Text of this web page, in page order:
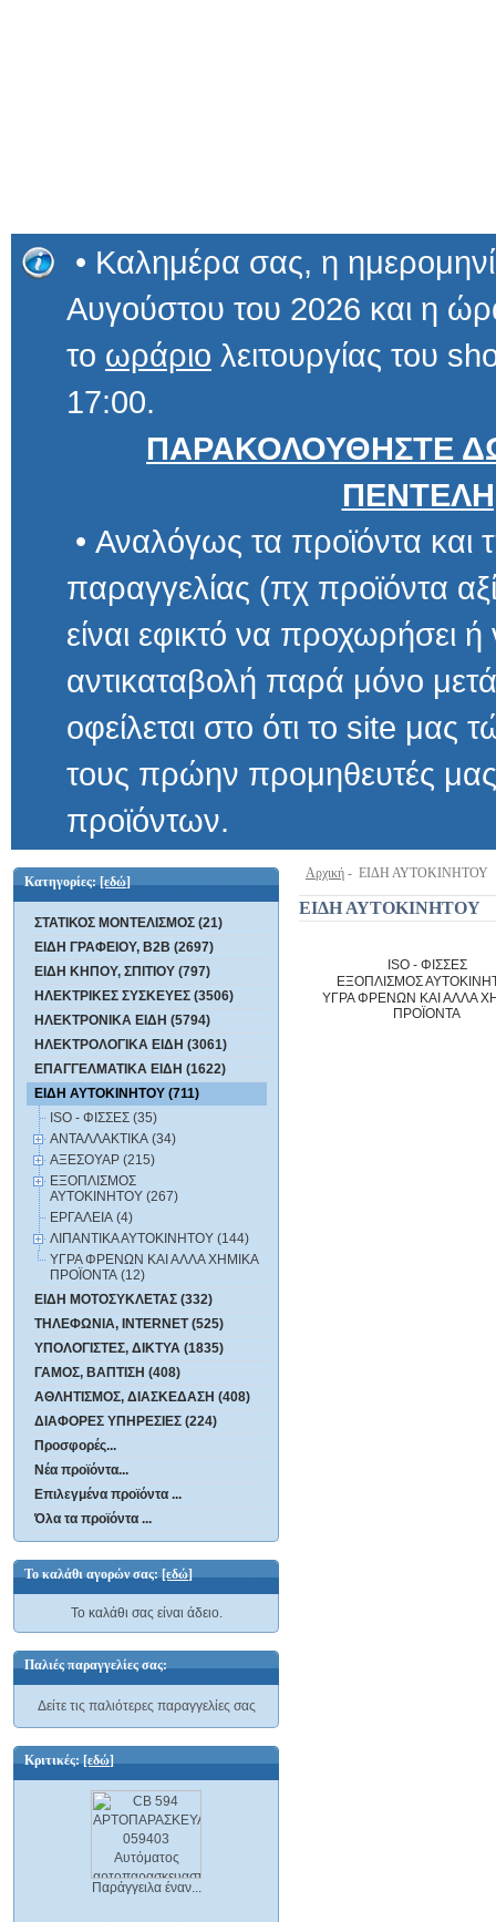
• Καλημέρα σας, η
Αυγούστου του 2026 και η
το ωράριο λειτουργίας του
17:00.
ΠΑΡΑΚΟΛΟΥΘΗΣΤΕ
• Αναλόγως τα προϊόντα και
παραγγελίας (πχ προϊόντα αξίας
είναι εφικτό να προχωρήσει ή να
αντικαταβολή παρά μόνο μετά
οφείλεται στο ότι το site μας τώρα
τους πρώην προμηθευτές μας
προϊόντων.
Κατηγορίες:[εδώ]
ΣΤΑΤΙΚΟΣ ΜΟΝΤΕΛΙΣΜΟΣ (21)
ΕΙΔΗ ΓΡΑΦΕΙΟΥ, B2B (2697)
ΕΙΔΗ ΚΗΠΟΥ, ΣΠΙΤΙΟΥ (797)
ΗΛΕΚΤΡΙΚΕΣ ΣΥΣΚΕΥΕΣ (3506)
ΗΛΕΚΤΡΟΝΙΚΑ ΕΙΔΗ (5794)
ΗΛΕΚΤΡΟΛΟΓΙΚΑ ΕΙΔΗ (3061)
ΕΠΑΓΓΕΛΜΑΤΙΚΑ ΕΙΔΗ (1622)
ΕΙΔΗ ΑΥΤΟΚΙΝΗΤΟΥ (711)
ISO - ΦΙΣΣΕΣ (35)
ΑΝΤΑΛΛΑΚΤΙΚΑ (34)
ΑΞΕΣΟΥΑΡ (215)
ΕΞΟΠΛΙΣΜΟΣ
ΑΥΤΟΚΙΝΗΤΟΥ (267)
ΕΡΓΑΛΕΙΑ (4)
ΛΙΠΑΝΤΙΚΑ ΑΥΤΟΚΙΝΗΤΟΥ (144)
ΥΓΡΑ ΦΡΕΝΩΝ ΚΑΙ ΑΛΛΑ ΧΗΜΙΚΑ
ΠΡΟΪΟΝΤΑ (12)
ΕΙΔΗ ΜΟΤΟΣΥΚΛΕΤΑΣ (332)
ΤΗΛΕΦΩΝΙΑ, INTERNET (525)
ΥΠΟΛΟΓΙΣΤΕΣ, ΔΙΚΤΥΑ (1835)
ΓΑΜΟΣ, ΒΑΠΤΙΣΗ (408)
ΑΘΛΗΤΙΣΜΟΣ, ΔΙΑΣΚΕΔΑΣΗ (408)
ΔΙΑΦΟΡΕΣ ΥΠΗΡΕΣΙΕΣ (224)
Προσφορές...
Νέα προϊόντα...
Επιλεγμένα προϊόντα ...
Όλα τα προϊόντα ...
Το καλάθι αγορών σας:[εδώ]
Το καλάθι σας είναι άδειο.
Παλιές παραγγελίες σας:
Δείτε τις παλιότερες παραγγελίες σας
Κριτικές:[εδώ]
Παράγγειλα έναν...
Αρχική - ΕΙΔΗ ΑΥΤΟΚΙΝΗΤΟΥ
ΕΙΔΗ ΑΥΤΟΚΙΝΗΤΟΥ
ISO - ΦΙΣΣΕΣ
ΕΞΟΠΛΙΣΜΟΣ
ΥΓΡΑ ΦΡΕΝΩΝ ΚΑΙ ΑΛΛΑ
ΠΡΟΪΟΝΤΑ